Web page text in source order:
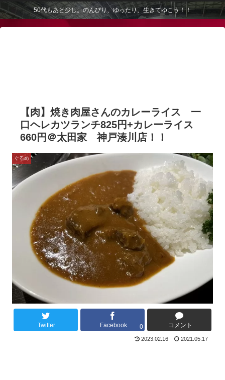
50代もあと少し。のんびり、ゆったり、生きてゆこう！！
【肉】焼き肉屋さんのカレーライス 一
口ヘレカツランチ825円+カレーライス
660円＠太田家 神戸湊川店！！
ぐるめ
Twitter Facebook 0 コメント
2023.02.16 2021.05.17